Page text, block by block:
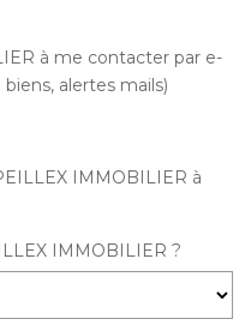
à me contacter par e-
alertes mails)
IMMOBILIER à
IMMOBILIER ?